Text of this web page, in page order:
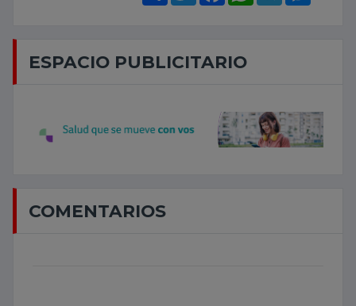
ESPACIO PUBLICITARIO
COMENTARIOS